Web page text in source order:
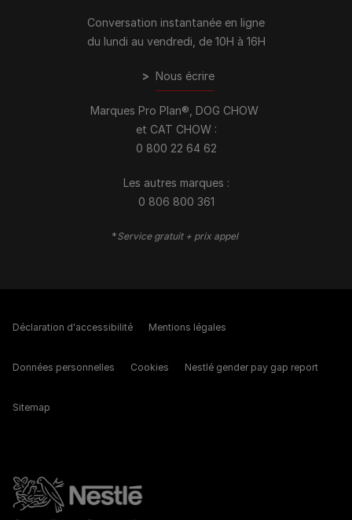
Conversation instantanée en ligne
du lundi au vendredi, de 10H à 16H
> Nous écrire
Marques Pro Plan®, DOG CHOW
et CAT CHOW :
0 800 22 64 62
Les autres marques :​
0 806 800 361
*Service gratuit + prix appel
Déclaration d'accessibilité Mentions légales
Données personnelles Cookies Nestlé gender pay gap report
Sitemap